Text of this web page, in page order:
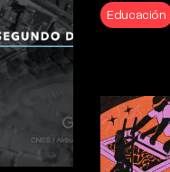
Educación